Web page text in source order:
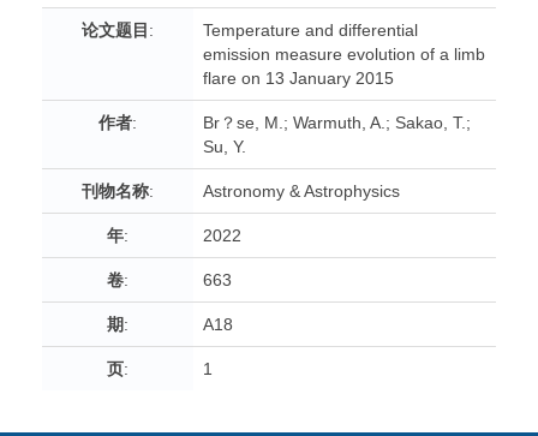
论文题目 :
Temperature and differential
emission measure evolution of a limb
flare on 13 January 2015
作者:
Br？se, M.; Warmuth, A.; Sakao, T.;
Su, Y.
刊物名称: Astronomy & Astrophysics
年: 2022
卷: 663
期: A18
页: 1